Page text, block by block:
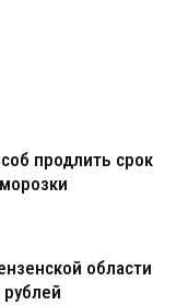
продлить срок
области